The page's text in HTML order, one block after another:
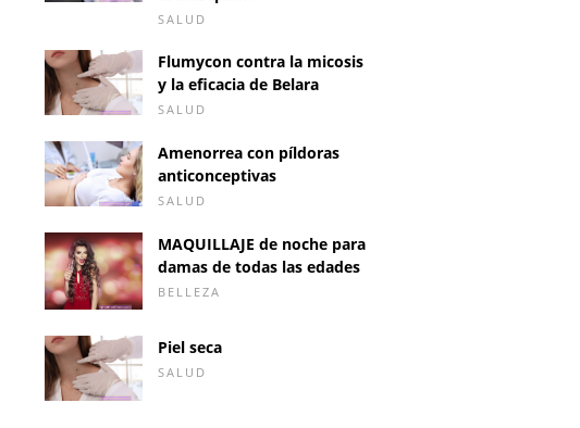
SALUD
Flumycon contra la micosis
y la eficacia de Belara
SALUD
Amenorrea con píldoras
anticonceptivas
SALUD
MAQUILLAJE de noche para
damas de todas las edades
BELLEZA
Piel seca
SALUD